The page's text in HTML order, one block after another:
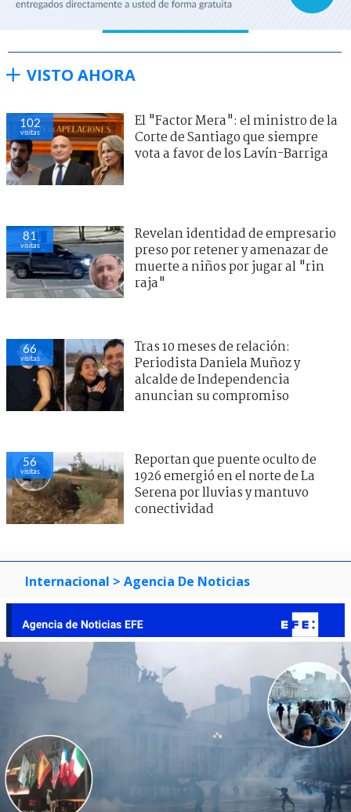
VISTO AHORA
102
visitas
El "Factor Mera": el ministro de la
Corte de Santiago que siempre
vota a favor de los Lavín-Barriga
81
visitas
Revelan identidad de empresario
preso por retener y amenazar de
muerte a niños por jugar al "rin
raja"
66
visitas
Tras 10 meses de relación:
Periodista Daniela Muñoz y
alcalde de Independencia
anuncian su compromiso
56
visitas
Reportan que puente oculto de
1926 emergió en el norte de La
Serena por lluvias y mantuvo
conectividad
Internacional > Agencia De Noticias